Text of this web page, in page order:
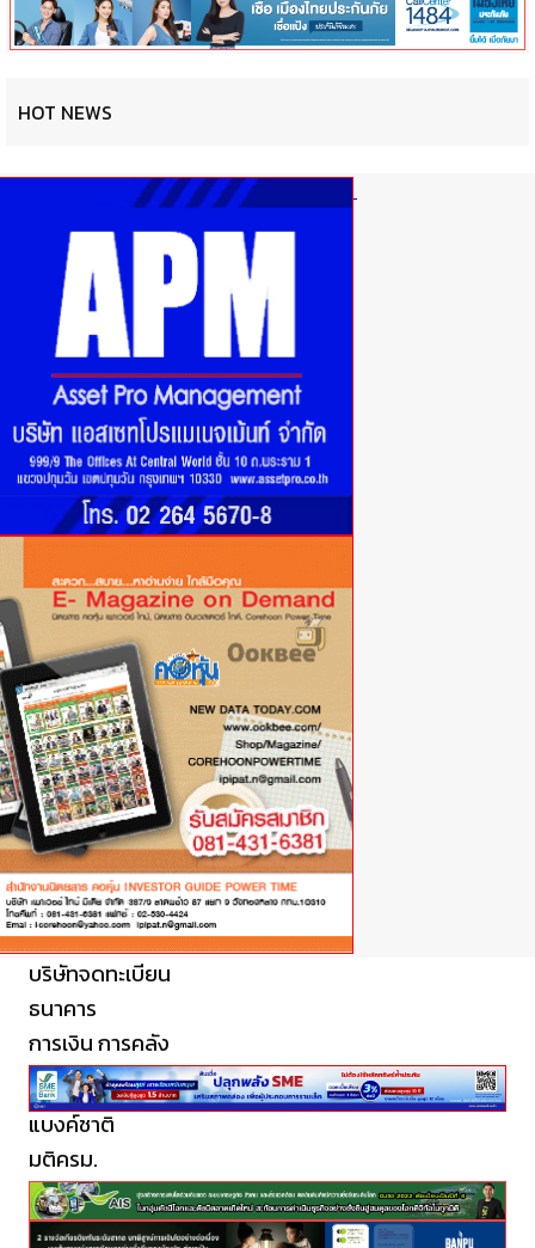
TACC ท็อปฟอร์ม! Q2/69 รายได้จากการขาย 682.8 ลบ. เพิ่มขึ้น
TACC ท็อปฟอร์ม!
Q2/69 รายได้จากการ
ขาย 682.8 ลบ. เพิ่มขึ้น
18.2% ลุยรีแบรนด์-ปิดดี
ลลงทุนใหม่
TACC ท็อปฟอร์ม!
Q2/69 รายได้จากการขาย
682.8 ลบ. เพิ่มขึ้น
18.2%...
HOT NEWS
บริษัทจดทะเบียน
ธนาคาร
การเงิน การคลัง
แบงค์ชาติ
มติครม.